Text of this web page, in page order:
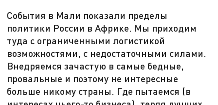
События в Мали показали пределы
политики России в Африке. Мы приходим
туда с ограниченными логистикой
возможностями, с недостаточными силами.
Внедряемся зачастую в самые бедные,
провальные и поэтому не интересные
больше никому страны. Где пытаемся (в